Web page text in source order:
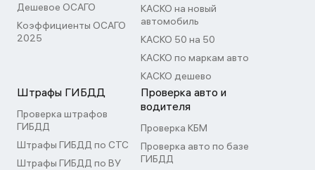
Дешевое ОСАГО
Коэффициенты ОСАГО
2025
КАСКО на новый
автомобиль
КАСКО 50 на 50
КАСКО по маркам авто
КАСКО дешево
Штрафы ГИБДД
Проверка штрафов
ГИБДД
Штрафы ГИБДД по СТС
Штрафы ГИБДД по ВУ
Проверка авто и
водителя
Проверка КБМ
Проверка авто по базе
ГИБДД